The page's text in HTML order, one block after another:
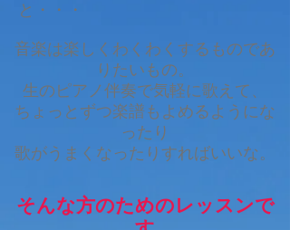
と・・・
音楽は楽しくわくわくするものであ
りたいもの。
生のピアノ伴奏で気軽に歌えて、
ちょっとずつ楽譜もよめるようにな
ったり
歌がうまくなったりすればいいな。
そんな方のためのレッスンで